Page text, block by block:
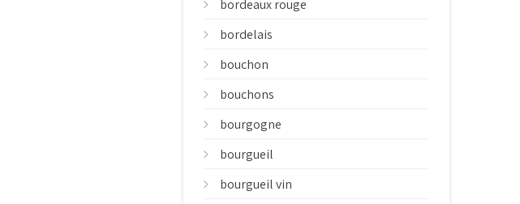
bordeaux rouge
bordelais
bouchon
bouchons
bourgogne
bourgueil
bourgueil vin